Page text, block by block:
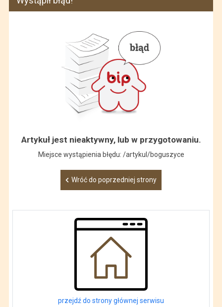
Artykuł jest nieaktywny, lub w przygotowaniu.
Miejsce wystąpienia błędu: /artykul/boguszyce
Wróć do poprzedniej strony
przejdź do strony głównej serwisu